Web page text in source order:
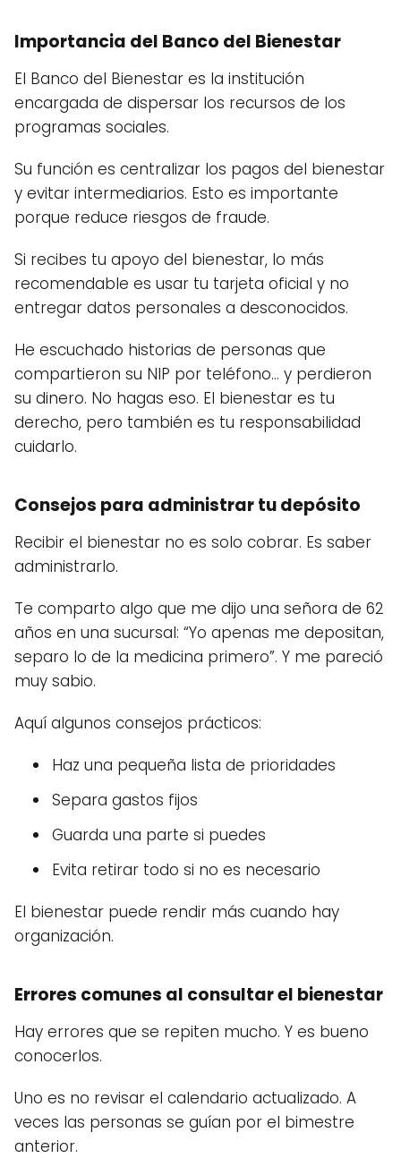
Importancia del Banco del Bienestar
El Banco del Bienestar es la institución
encargada de dispersar los recursos de los
programas sociales.
Su función es centralizar los pagos del bienestar
y evitar intermediarios. Esto es importante
porque reduce riesgos de fraude.
Si recibes tu apoyo del bienestar, lo más
recomendable es usar tu tarjeta oficial y no
entregar datos personales a desconocidos.
He escuchado historias de personas que
compartieron su NIP por teléfono… y perdieron
su dinero. No hagas eso. El bienestar es tu
derecho, pero también es tu responsabilidad
cuidarlo.
Consejos para administrar tu depósito
Recibir el bienestar no es solo cobrar. Es saber
administrarlo.
Te comparto algo que me dijo una señora de 62
años en una sucursal: “Yo apenas me depositan,
separo lo de la medicina primero”. Y me pareció
muy sabio.
Aquí algunos consejos prácticos:
Haz una pequeña lista de prioridades
Separa gastos fijos
Guarda una parte si puedes
Evita retirar todo si no es necesario
El bienestar puede rendir más cuando hay
organización.
Errores comunes al consultar el bienestar
Hay errores que se repiten mucho. Y es bueno
conocerlos.
Uno es no revisar el calendario actualizado. A
veces las personas se guían por el bimestre
anterior.